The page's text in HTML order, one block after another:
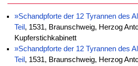
»Schandpforte der 12 Tyrannen des
Teil , 1531, Braunschweig, Herzog
Kupferstichkabinett
»Schandpforte der 12 Tyrannen des
Teil , 1531, Braunschweig, Herzog